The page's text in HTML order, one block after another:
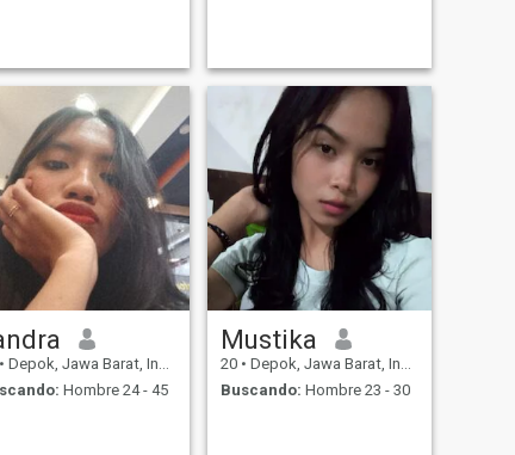
always trying to be
best
exercise, jog, cook and enjoy
holidays with
• Depok, Jawa Barat, Indonesia
Hombre 24 - 45
Mustika
20 • Depok, Jawa Barat, Indonesia
Buscando: Hombre 23 - 30